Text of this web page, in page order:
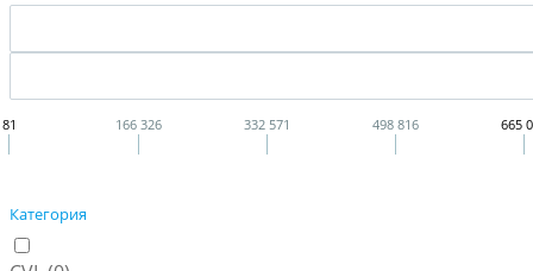
81 166 326 332 571 498 816 665
Категория